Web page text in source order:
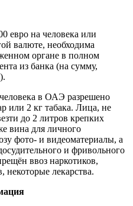
евро на человека или
валюте, необходима
органе в полном
из банка (на сумму,
в ОАЭ разрешено
или 2 кг табака. Лица, не
до 2 литров крепких
вина для личного
фото- и видеоматериалы, а
и фривольного
ввоз наркотиков,
лекарства.